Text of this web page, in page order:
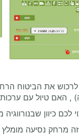
את הביטוח
, האם טיול עם
- ללא הגבלת קילומטרג' או חבילת
מרחק נסיעה מומלץ